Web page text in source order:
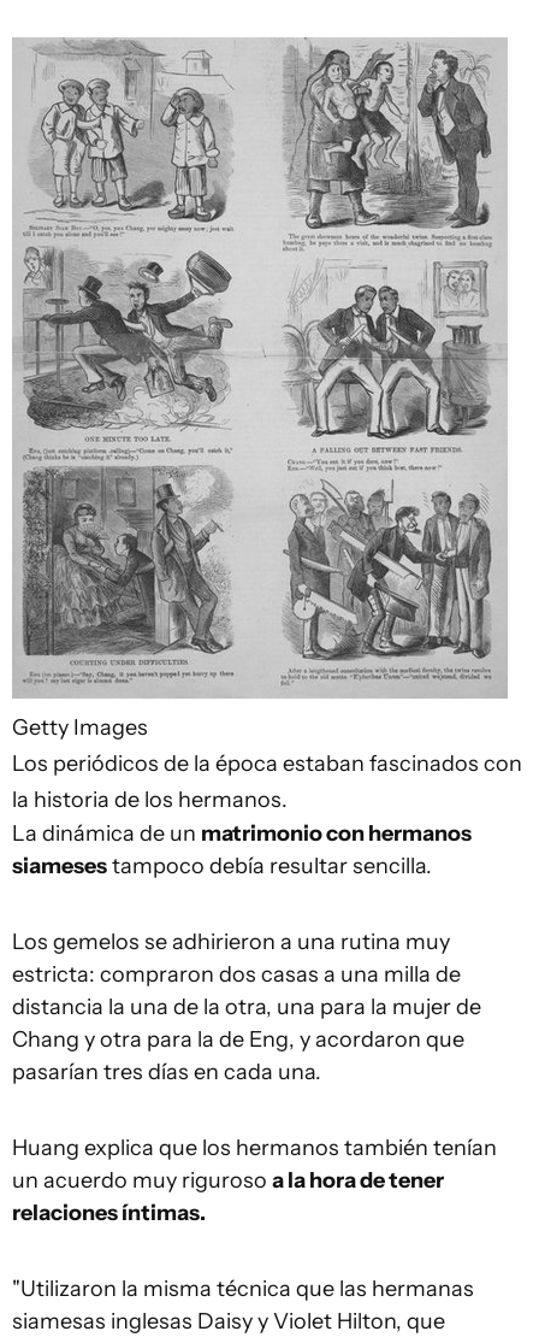
Getty Images
Los periódicos de la época estaban fascinados con
la historia de los hermanos.
La dinámica de un matrimonio con hermanos
siamesestampoco debía resultar sencilla.
Los gemelos se adhirieron a una rutina muy
estricta: compraron dos casas a una milla de
distancia la una de la otra, una para la mujer de
Chang y otra para la de Eng, y acordaron que
pasarían tres días en cada una.
Huang explica que los hermanos también tenían
un acuerdo muy riguroso a la hora de tener
relaciones íntimas.
"Utilizaron la misma técnica que las hermanas
siamesas inglesas Daisy y Violet Hilton, que